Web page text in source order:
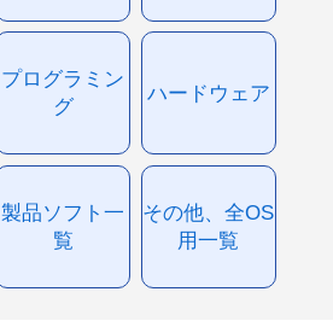
プログラミン
グ
ハードウェア
製品ソフト一
覧
その他、全OS
用一覧